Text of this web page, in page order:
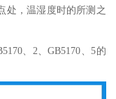
处，温湿度时的所测之
、2、GB5170、5的